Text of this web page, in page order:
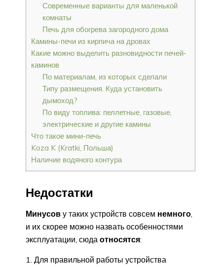
Современные варианты для маленькой
комнаты
Печь для обогрева загородного дома
Камины-печи из кирпича на дровах
Какие можно выделить разновидности печей-
каминов
По материалам, из которых сделали
Типу размещения. Куда установить
дымоход?
По виду топлива: пеллетные, газовые,
электрические и другие камины
Что такое мини-печь
Koza K (Kratki, Польша)
Наличие водяного контура
Недостатки
Минусов у таких устройств совсем немного,
и их скорее можно назвать особенностями
эксплуатации, сюда относятся:
Для правильной работы устройства